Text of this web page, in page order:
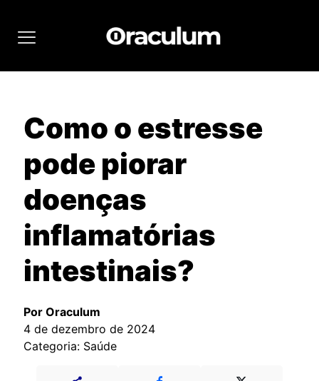
Como o estresse
pode piorar
doenças
inflamatórias
intestinais?
Por Oraculum
4 de dezembro de 2024
Categoria: Saúde